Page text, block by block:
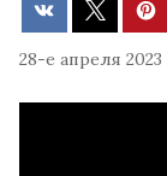
28-е апреля 2023